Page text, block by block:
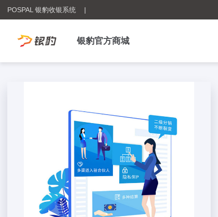
POSPAL 银豹收银系统 |
银豹官方商城